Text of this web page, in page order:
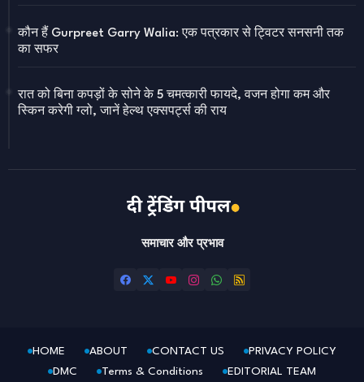
कौन हैं Gurpreet Garry Walia: एक पत्रकार से ट्विटर सनसनी तक
का सफर
रात को बिना कपड़ों के सोने के 5 चमत्कारी फायदे, वजन होगा कम और
स्किन करेगी ग्लो, जानें हेल्थ एक्सपर्ट्स की राय
समाचार और प्रभाव
HOME ABOUT CONTACT US
PRIVACY POLICY
DMC
Terms & Conditions EDITORIAL TEAM